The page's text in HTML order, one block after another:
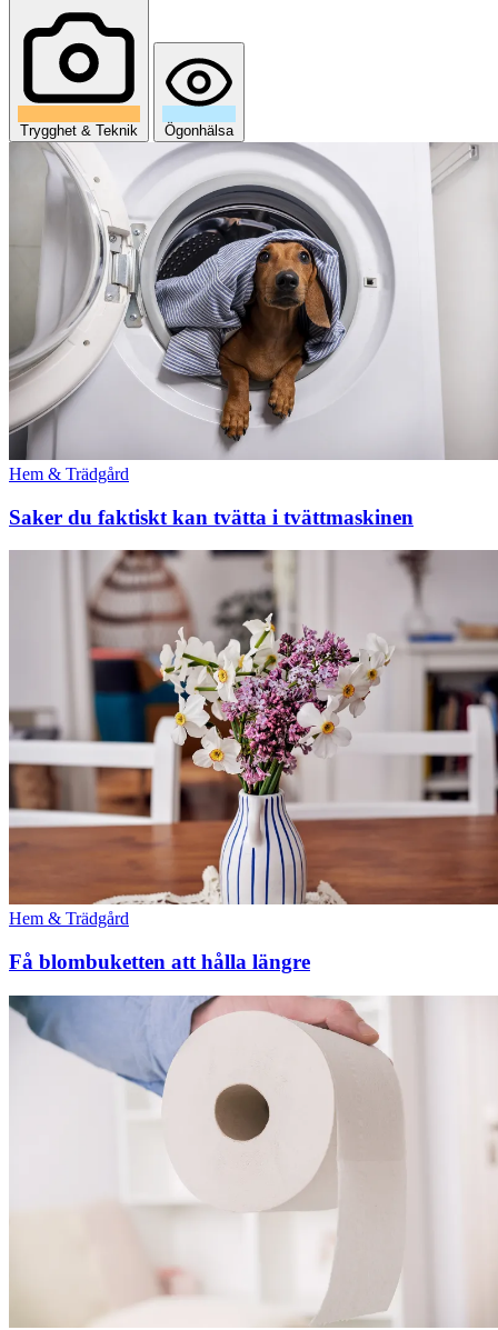
Trygghet & Teknik Ögonhälsa
Hem & Trädgård
Saker du faktiskt kan tvätta i tvättmaskinen
Hem & Trädgård
Få blombuketten att hålla längre